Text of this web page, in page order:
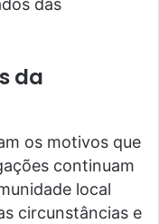
das
da
os motivos que
continuam
local
circunstâncias e